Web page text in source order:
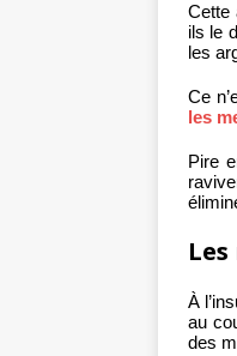
Cette
ils le
les
Ce
les
Pire
À
au
des